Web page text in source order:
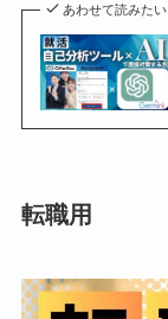
あわせて読みたい
転職用